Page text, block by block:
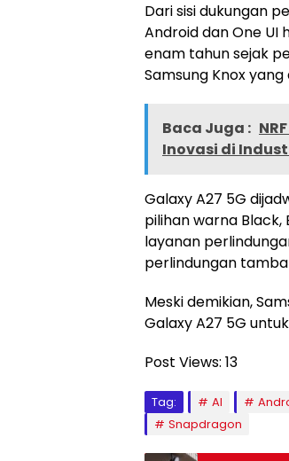
Dari sisi dukungan
Android dan One
enam tahun sejak
Samsung Knox
Baca Juga :
Inovasi di
Galaxy A27 5G
pilihan warna Black,
layanan
perlindungan
Meski demikian,
Galaxy A27 5G
Post Views: 13
Tag: AI
Snapdragon